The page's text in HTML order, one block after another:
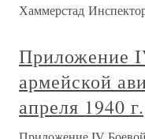
Хаммерстад
Приложение
армейской
апреля 1940